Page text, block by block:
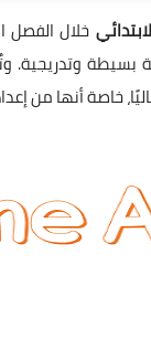
خلال الفصل
بسيطة وتدريجية.
خاصة أنها من